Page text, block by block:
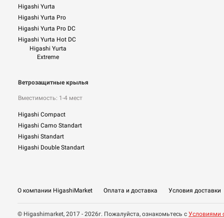
Higashi Yurta
Higashi Yurta Pro
Higashi Yurta Pro DC
Higashi Yurta Hot DC
Higashi Yurta
Extreme
Ветрозащитные крылья
Вместимость: 1-4 мест
Higashi Compact
Higashi Camo Standart
Higashi Standart
Higashi Double Standart
О компании HigashiMarket Оплата и доставка Условия доставки
© Higashimarket, 2017 - 2026г. Пожалуйста, ознакомьтесь с Условиями